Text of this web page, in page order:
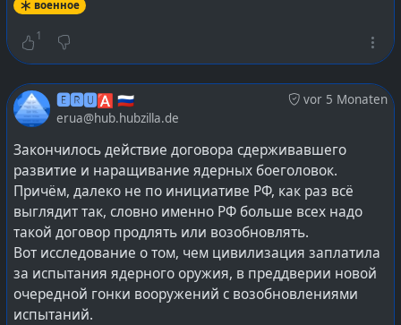
военное
1
vor 5 Monaten
🅴🆁🆄🅰 🇷🇺
erua@hub.hubzilla.de
Закончилось действие договора сдерживавшего
развитие и наращивание ядерных боеголовок.
Причём, далеко не по инициативе РФ, как раз всё
выглядит так, словно именно РФ больше всех надо
такой договор продлять или возобновлять.
Вот исследование о том, чем цивилизация заплатила
за испытания ядерного оружия, в преддверии новой
очередной гонки вооружений с возобновлениями
испытаний.